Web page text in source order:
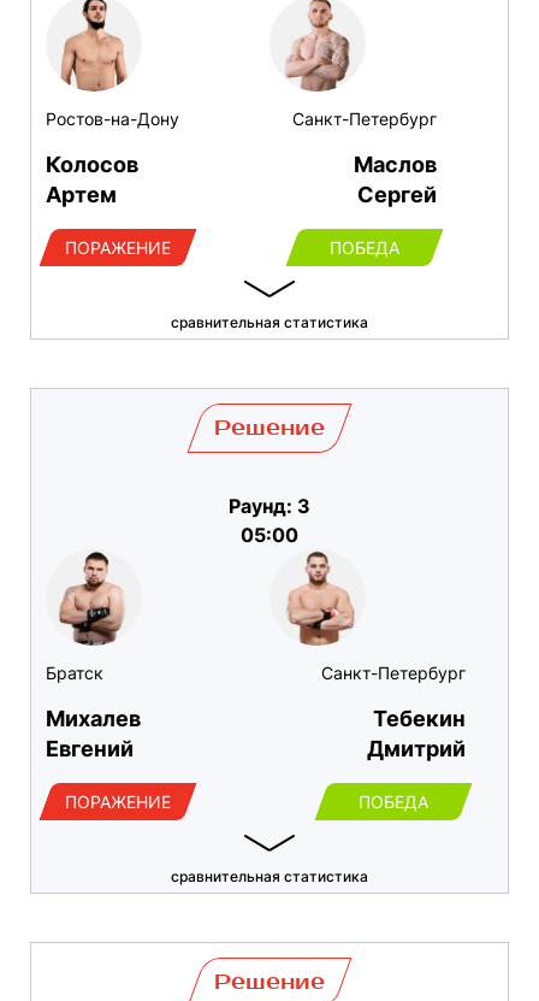
Ростов-на-Дону
Колосов
Артем
ПОРАЖЕНИЕ
Санкт-Петербург
Маслов
Сергей
ПОБЕДА
сравнительная статистика
Братск
Михалев
Евгений
ПОРАЖЕНИЕ
Решение
Раунд: 3
05:00
Санкт-Петербург
Тебекин
Дмитрий
ПОБЕДА
сравнительная статистика
Решение